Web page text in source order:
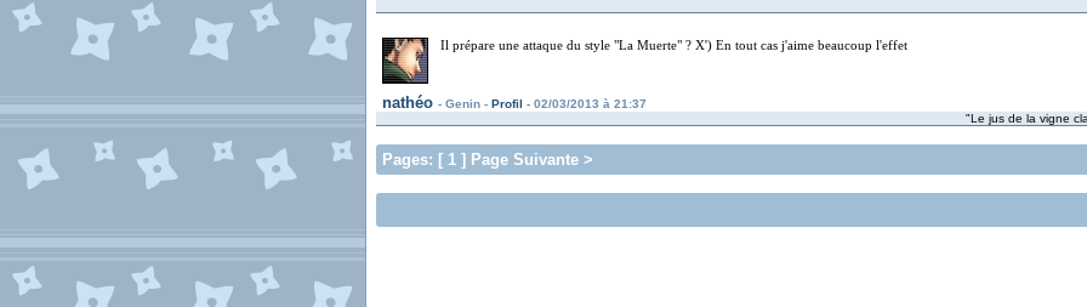
Il prépare une attaque du style "La Muerte" ? X') En tout cas j'aime beaucoup l'effet
nathéo - Genin - Profil - 02/03/2013 à 21:37
"Le jus de la vigne
Pages: [ 1 ] Page Suivante >